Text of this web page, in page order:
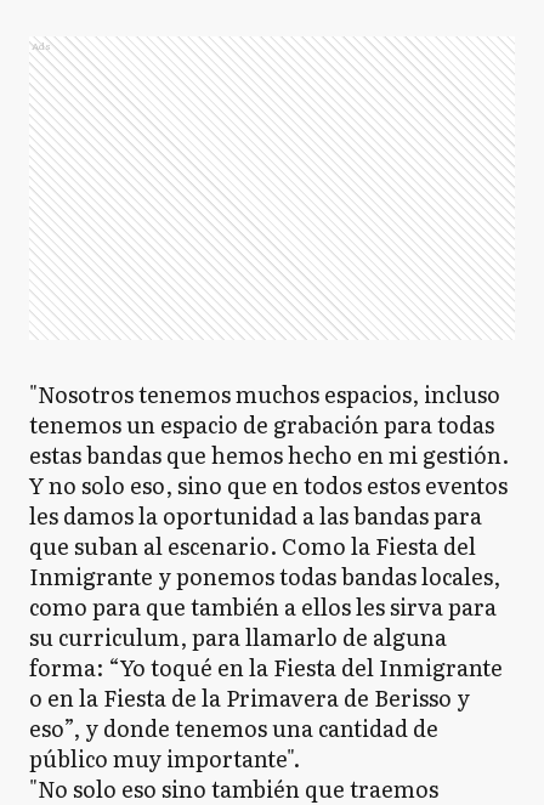
Ads
"Nosotros tenemos muchos espacios, incluso
tenemos un espacio de grabación para todas
estas bandas que hemos hecho en mi gestión.
Y no solo eso, sino que en todos estos eventos
les damos la oportunidad a las bandas para
que suban al escenario. Como la Fiesta del
Inmigrante y ponemos todas bandas locales,
como para que también a ellos les sirva para
su curriculum, para llamarlo de alguna
forma: “Yo toqué en la Fiesta del Inmigrante
o en la Fiesta de la Primavera de Berisso y
eso”, y donde tenemos una cantidad de
público muy importante".
"No solo eso sino también que traemos